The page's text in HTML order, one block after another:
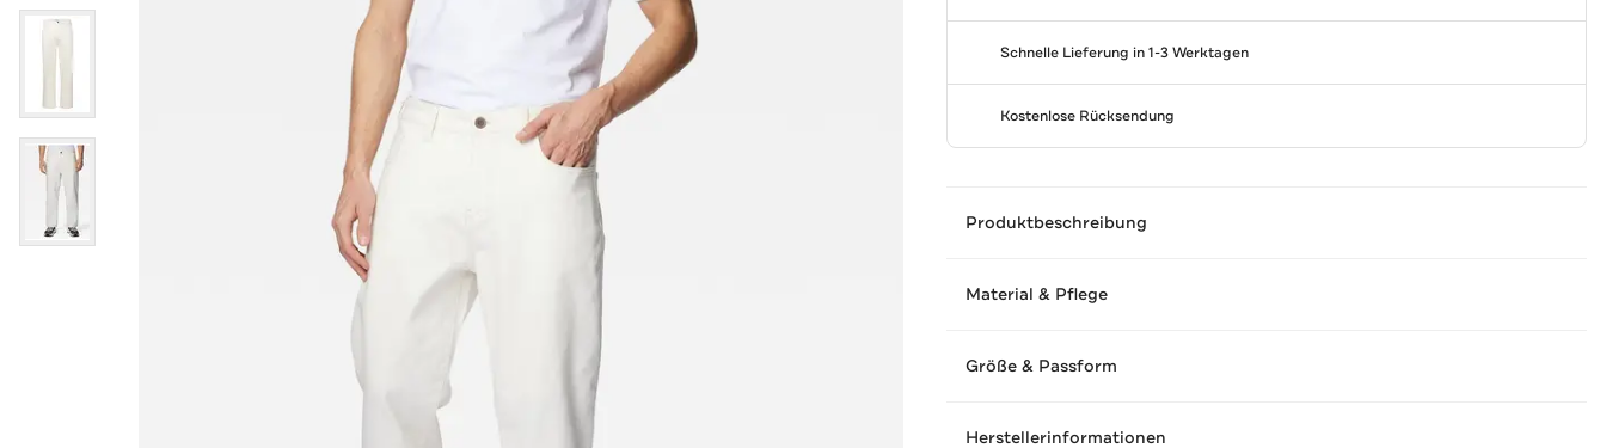
Schnelle Lieferung in 1-3 Werktagen
Kostenlose Rücksendung
Produktbeschreibung
Material & Pflege
Größe & Passform
Herstellerinformationen